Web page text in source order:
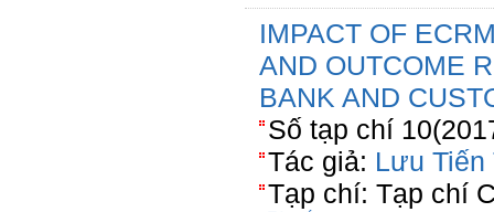
IMPACT OF
AND OUTCOME
BANK AND
Số tạp chí
Tác giả: Lưu Tiến
Tạp chí: Tạp chí